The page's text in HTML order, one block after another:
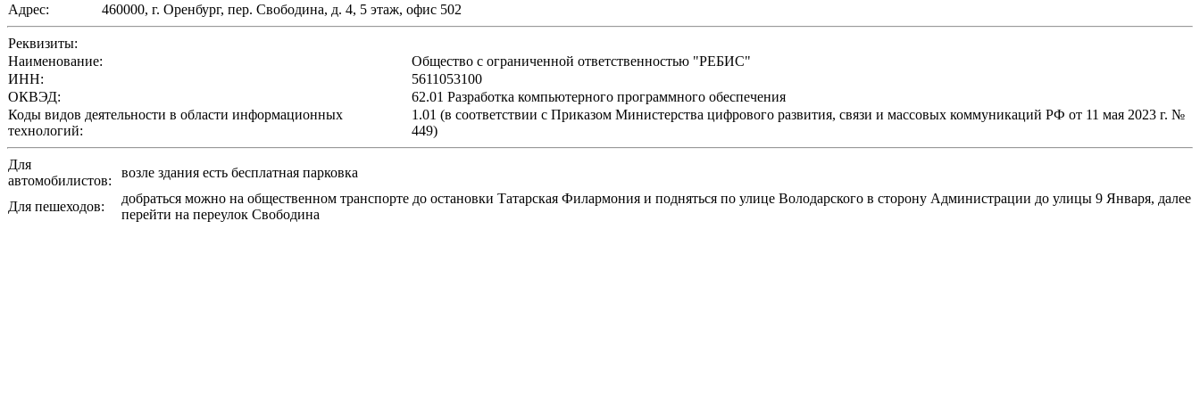
Адрес:
460000, г. Оренбург, пер. Свободина, д. 4, 5 этаж, офис 502
Реквизиты:
Наименование:
Общество с ограниченной ответственностью "РЕБИС"
ИНН:
5611053100
ОКВЭД:
62.01 Разработка компьютерного программного обеспечения
Коды видов деятельности в области информационных
технологий:
1.01 (в соответствии с Приказом Министерства цифрового развития, связи и массовых коммуникаций РФ от 11 мая 2023 г. №
449)
Для
автомобилистов:
возле здания есть бесплатная парковка
Для пешеходов:
добраться можно на общественном транспорте до остановки Татарская Филармония и подняться по улице Володарского в сторону Администрации до улицы 9 Января, далее
перейти на переулок Свободина